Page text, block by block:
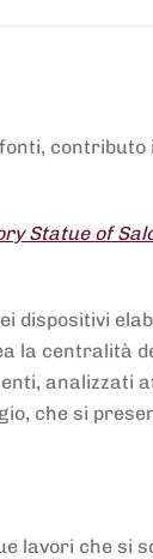
contributo
Statue of
dispositivi
la centralità
analizzati
che si
lavori che si